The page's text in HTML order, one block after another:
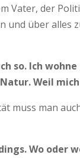
Vater, der
und über alles
so. Ich
Weil
muss man
Wo oder